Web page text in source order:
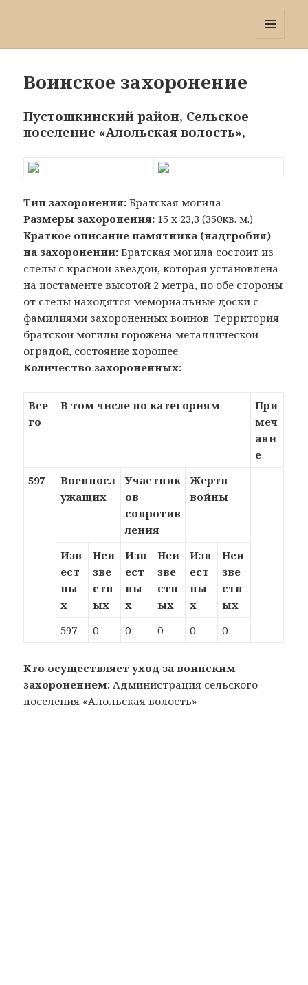
Воинское захоронение
Пустошкинский район, Сельское
поселение «Алольская волость»,
Тип захоронения: Братская могила
Размеры захоронения: 15 х 23,3 (350кв. м.)
Краткое описание памятника (надгробия)
на захоронении: Братская могила состоит из
стелы с красной звездой, которая установлена
на постаменте высотой 2 метра, по обе стороны
от стелы находятся мемориальные доски с
фамилиями захороненных воинов. Территория
братской могилы горожена металлической
оградой, состояние хорошее.
Количество захороненных:
Все
го
В том числе по категориям
При
меч
ани
е
597
Военносл
ужащих
Участник
ов
сопротив
ления
Жертв
войны
Изв
ест
ны
х
Неи
зве
стн
ых
Изв
ест
ны
х
Неи
зве
стн
ых
Изв
ест
ны
х
Неи
зве
стн
ых
597
0 0 0 0 0
Кто осуществляет уход за воинским
захоронением: Администрация сельского
поселения «Алольская волость»